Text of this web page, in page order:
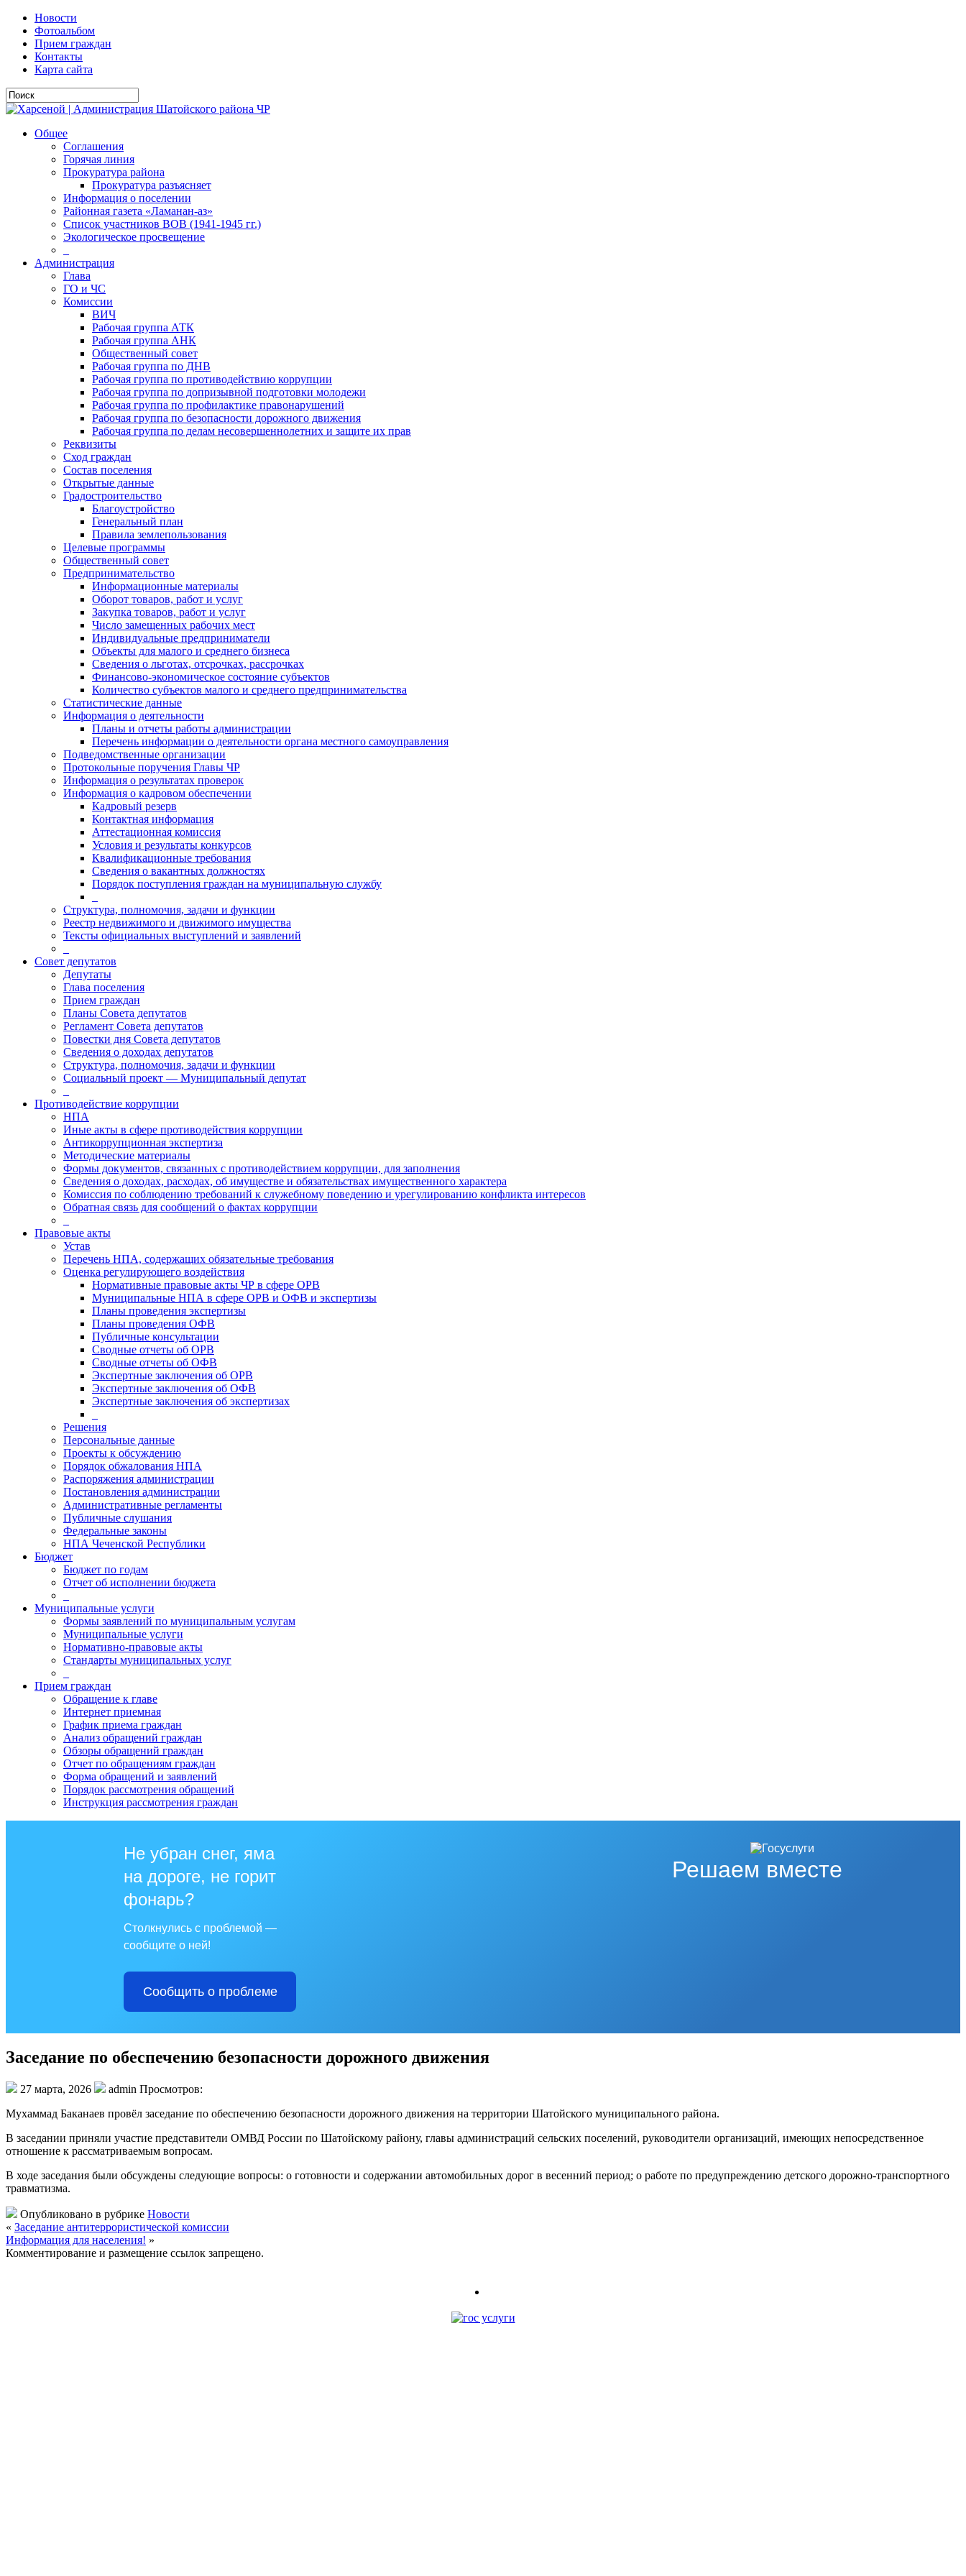
Новости
Фотоальбом
Прием граждан
Контакты
Карта сайта
Общее
Соглашения
Горячая линия
Прокуратура района
Прокуратура разъясняет
Информация о поселении
Районная газета «Ламанан-аз»
Список участников ВОВ (1941-1945 гг.)
Экологическое просвещение
Администрация
Глава
ГО и ЧС
Комиссии
ВИЧ
Рабочая группа АТК
Рабочая группа АНК
Общественный совет
Рабочая группа по ДНВ
Рабочая группа по противодействию коррупции
Рабочая группа по допризывной подготовки молодежи
Рабочая группа по профилактике правонарушений
Рабочая группа по безопасности дорожного движения
Рабочая группа по делам несовершеннолетних и защите их прав
Реквизиты
Сход граждан
Состав поселения
Открытые данные
Градостроительство
Благоустройство
Генеральный план
Правила землепользования
Целевые программы
Общественный совет
Предпринимательство
Информационные материалы
Оборот товаров, работ и услуг
Закупка товаров, работ и услуг
Число замещенных рабочих мест
Индивидуальные предприниматели
Объекты для малого и среднего бизнеса
Сведения о льготах, отсрочках, рассрочках
Финансово-экономическое состояние субъектов
Количество субъектов малого и среднего предпринимательства
Статистические данные
Информация о деятельности
Планы и отчеты работы администрации
Перечень информации о деятельности органа местного самоуправления
Подведомственные организации
Протокольные поручения Главы ЧР
Информация о результатах проверок
Информация о кадровом обеспечении
Кадровый резерв
Контактная информация
Аттестационная комиссия
Условия и результаты конкурсов
Квалификационные требования
Сведения о вакантных должностях
Порядок поступления граждан на муниципальную службу
Структура, полномочия, задачи и функции
Реестр недвижимого и движимого имущества
Тексты официальных выступлений и заявлений
Совет депутатов
Депутаты
Глава поселения
Прием граждан
Планы Совета депутатов
Регламент Совета депутатов
Повестки дня Совета депутатов
Сведения о доходах депутатов
Структура, полномочия, задачи и функции
Социальный проект — Муниципальный депутат
Противодействие коррупции
НПА
Иные акты в сфере противодействия коррупции
Антикоррупционная экспертиза
Методические материалы
Формы документов, связанных с противодействием коррупции, для заполнения
Сведения о доходах, расходах, об имуществе и обязательствах имущественного характера
Комиссия по соблюдению требований к служебному поведению и урегулированию конфликта интересов
Обратная связь для сообщений о фактах коррупции
Правовые акты
Устав
Перечень НПА, содержащих обязательные требования
Оценка регулирующего воздействия
Нормативные правовые акты ЧР в сфере ОРВ
Муниципальные НПА в сфере ОРВ и ОФВ и экспертизы
Планы проведения экспертизы
Планы проведения ОФВ
Публичные консультации
Сводные отчеты об ОРВ
Сводные отчеты об ОФВ
Экспертные заключения об ОРВ
Экспертные заключения об ОФВ
Экспертные заключения об экспертизах
Решения
Персональные данные
Проекты к обсуждению
Порядок обжалования НПА
Распоряжения администрации
Постановления администрации
Административные регламенты
Публичные слушания
Федеральные законы
НПА Чеченской Республики
Бюджет
Бюджет по годам
Отчет об исполнении бюджета
Муниципальные услуги
Формы заявлений по муниципальным услугам
Муниципальные услуги
Нормативно-правовые акты
Стандарты муниципальных услуг
Прием граждан
Обращение к главе
Интернет приемная
График приема граждан
Анализ обращений граждан
Обзоры обращений граждан
Отчет по обращениям граждан
Форма обращений и заявлений
Порядок рассмотрения обращений
Инструкция рассмотрения граждан
Решаем вместе
Не убран снег, яма
на дороге, не горит
фонарь?
Столкнулись с проблемой —
сообщите о ней!
Сообщить о проблеме
Заседание по обеспечению безопасности дорожного движения
27 марта, 2026
admin Просмотров:
Мухаммад Баканаев провёл заседание по обеспечению безопасности дорожного движения на территории Шатойского муниципального района.
В заседании приняли участие представители ОМВД России по Шатойскому району, главы администраций сельских поселений, руководители организаций, имеющих непосредственное
отношение к рассматриваемым вопросам.
В ходе заседания были обсуждены следующие вопросы: о готовности и содержании автомобильных дорог в весенний период; о работе по предупреждению детского дорожно-транспортного
травматизма.
Опубликовано в рубрике Новости
« Заседание антитеррористической комиссии
Информация для населения! »
Комментирование и размещение ссылок запрещено.